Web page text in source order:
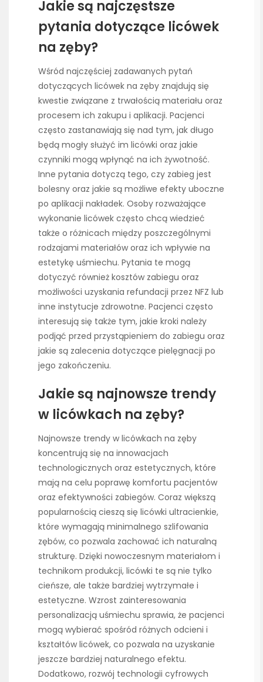
Jakie są najczęstsze
pytania dotyczące licówek
na zęby?
Wśród najczęściej zadawanych pytań
dotyczących licówek na zęby znajdują się
kwestie związane z trwałością materiału oraz
procesem ich zakupu i aplikacji. Pacjenci
często zastanawiają się nad tym, jak długo
będą mogły służyć im licówki oraz jakie
czynniki mogą wpłynąć na ich żywotność.
Inne pytania dotyczą tego, czy zabieg jest
bolesny oraz jakie są możliwe efekty uboczne
po aplikacji nakładek. Osoby rozważające
wykonanie licówek często chcą wiedzieć
także o różnicach między poszczególnymi
rodzajami materiałów oraz ich wpływie na
estetykę uśmiechu. Pytania te mogą
dotyczyć również kosztów zabiegu oraz
możliwości uzyskania refundacji przez NFZ lub
inne instytucje zdrowotne. Pacjenci często
interesują się także tym, jakie kroki należy
podjąć przed przystąpieniem do zabiegu oraz
jakie są zalecenia dotyczące pielęgnacji po
jego zakończeniu.
Jakie są najnowsze trendy
w licówkach na zęby?
Najnowsze trendy w licówkach na zęby
koncentrują się na innowacjach
technologicznych oraz estetycznych, które
mają na celu poprawę komfortu pacjentów
oraz efektywności zabiegów. Coraz większą
popularnością cieszą się licówki ultracienkie,
które wymagają minimalnego szlifowania
zębów, co pozwala zachować ich naturalną
strukturę. Dzięki nowoczesnym materiałom i
technikom produkcji, licówki te są nie tylko
cieńsze, ale także bardziej wytrzymałe i
estetyczne. Wzrost zainteresowania
personalizacją uśmiechu sprawia, że pacjenci
mogą wybierać spośród różnych odcieni i
kształtów licówek, co pozwala na uzyskanie
jeszcze bardziej naturalnego efektu.
Dodatkowo, rozwój technologii cyfrowych